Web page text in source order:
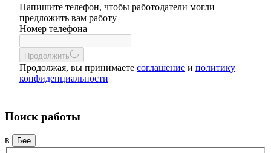
Напишите телефон, чтобы работодатели могли
предложить вам работу
Номер телефона
Продолжить
Продолжая, вы принимаете соглашение и политику
конфиденциальности
Поиск работы
в Бее